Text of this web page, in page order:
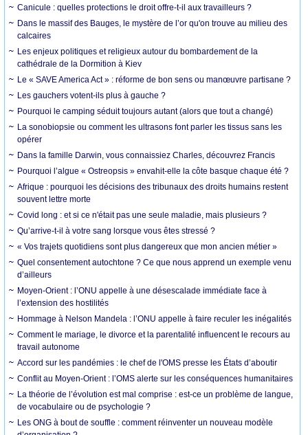
Canicule : quelles protections le droit offre-t-il aux travailleurs ?
Dans le massif des Bauges, le mystère de l’or qu'on trouve au milieu des
calcaires
Les enjeux politiques et religieux autour du bombardement de la
cathédrale de la Dormition à Kiev
Le « SAVE America Act » : réforme de bon sens ou manœuvre partisane ?
Les gauchers votent-ils plus à gauche ?
Pourquoi le camping séduit toujours autant (alors que tout a changé)
La sonobiopsie ou comment les ultrasons font parler les tissus sans les
opérer
Dans la famille Darwin, vous connaissiez Charles, découvrez Francis
Pourquoi l’algue « Ostreopsis » envahit-elle la côte basque chaque été ?
Afrique : pourquoi les décisions des tribunaux des droits humains restent
souvent lettre morte
Covid long : et si ce n'était pas une seule maladie, mais plusieurs ?
Qu’arrive-t-il à votre sang lorsque vous êtes stressé ?
« Vos trajets quotidiens sont plus dangereux que mon ancien métier »
Quel consentement autochtone ? Ce que nous apprend un exemple venu
d’ailleurs
Moyen-Orient : l’ONU appelle à une désescalade immédiate face à
l’extension des hostilités
Hommage à Nelson Mandela : l’ONU appelle à faire reculer les inégalités
Comment le mariage, le divorce et la parentalité influencent le recours au
travail autonome
Accord sur les pandémies : le chef de l'OMS presse les États d’aboutir
Conflit au Moyen-Orient : l’OMS alerte sur les conséquences humanitaires
La théorie de l’évolution est mal comprise : est-ce un problème de langue,
de vocabulaire ou de psychologie ?
Les ONG à bout de souffle : comment réinventer un nouveau modèle